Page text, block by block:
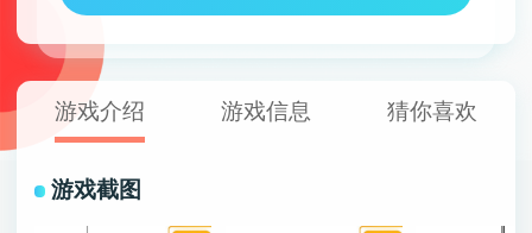
游戏介绍 游戏信息 猜你喜欢
游戏截图